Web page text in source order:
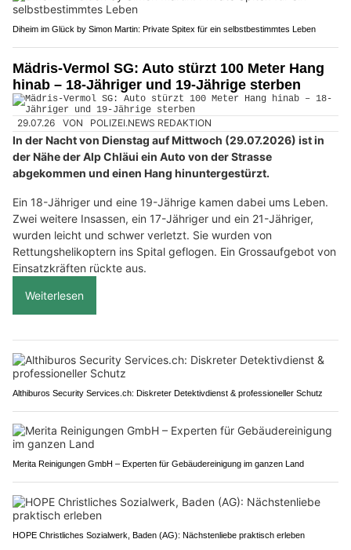
Diheim im Glück by Simon Martin: Private Spitex für ein selbstbestimmtes Leben
Mädris-Vermol SG: Auto stürzt 100 Meter Hang
hinab – 18-Jähriger und 19-Jährige sterben
29.07.26 VON POLIZEI.NEWS REDAKTION
In der Nacht von Dienstag auf Mittwoch (29.07.2026) ist in
der Nähe der Alp Chläui ein Auto von der Strasse
abgekommen und einen Hang hinuntergestürzt.
Ein 18-Jähriger und eine 19-Jährige kamen dabei ums Leben.
Zwei weitere Insassen, ein 17-Jähriger und ein 21-Jähriger,
wurden leicht und schwer verletzt. Sie wurden von
Rettungshelikoptern ins Spital geflogen. Ein Grossaufgebot von
Einsatzkräften rückte aus.
Weiterlesen
Althiburos Security Services.ch: Diskreter Detektivdienst & professioneller Schutz
Merita Reinigungen GmbH – Experten für Gebäudereinigung im ganzen Land
HOPE Christliches Sozialwerk, Baden (AG): Nächstenliebe praktisch erleben